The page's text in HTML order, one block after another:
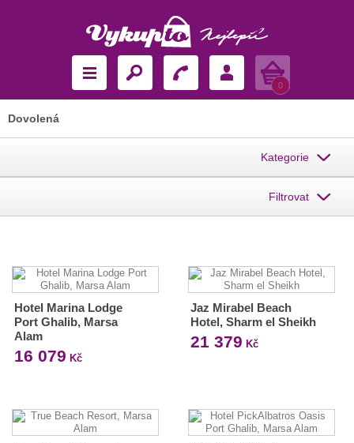
Košík
0
Dovolená
Kategorie
Filtrovat
Hotel Marina Lodge
Port Ghalib, Marsa
Alam
16 079 Kč
Jaz Mirabel Beach
Hotel, Sharm el Sheikh
21 379 Kč